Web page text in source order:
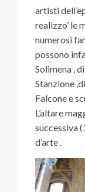
artisti
realizzo’ le
numerosi
possono
Solimena ,
Stanzione
Falcone e
L’altare
successiva
d’arte .